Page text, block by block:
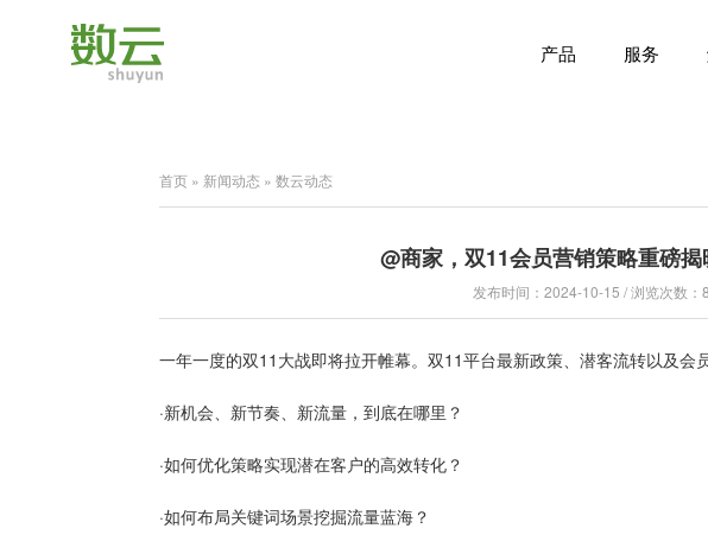
产品 服务
首页 » 新闻动态 »数云动态
@商家，双11会员营销策略重磅
发布时间：2024-10-15 / 浏览次数：
一年一度的双11大战即将拉开帷幕。双11平台最新政策、潜客流转以及会
·新机会、新节奏、新流量，到底在哪里？
·如何优化策略实现潜在客户的高效转化？
·如何布局关键词场景挖掘流量蓝海？